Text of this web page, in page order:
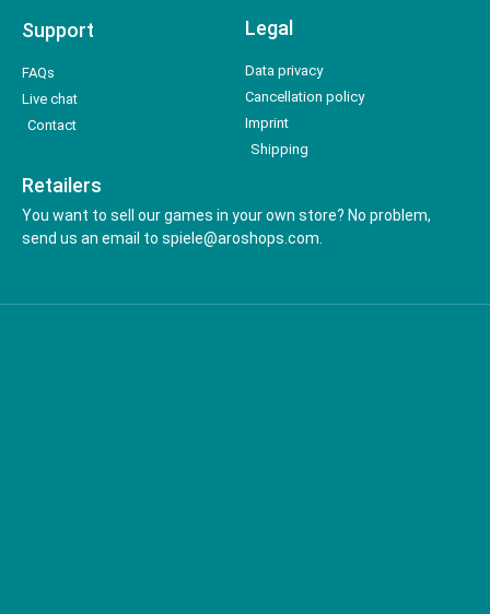
Support
FAQs
Live chat
Contact
Legal
Data privacy
Cancellation policy
Imprint
Shipping
Retailers
You want to sell our games in your own store? No problem,
send us an email to spiele@aroshops.com.